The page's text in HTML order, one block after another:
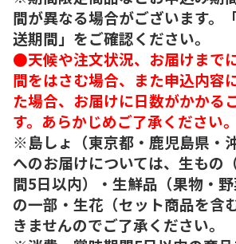
間が異なる場合がございます。
送期間」をご確認ください。
●天候や注文状況、お届けまで
間をはさむ場合、また申込内容
た場合、お届けに日数がかかる
す。あらかじめご了承ください。
※島しょ（東京都・鹿児島県・
へのお届けについては、生もの
間5日以内）・生鮮品（果物・野
の一部・生花（セット商品を含
きませんのでご了承ください。